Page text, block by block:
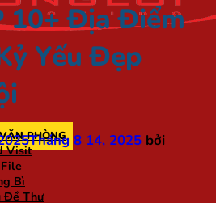
PHÒNG
Visit
Bì
Đề Thư
10+ Địa Điểm
Yếu Đẹp
Tháng 8 14, 2025 bởi